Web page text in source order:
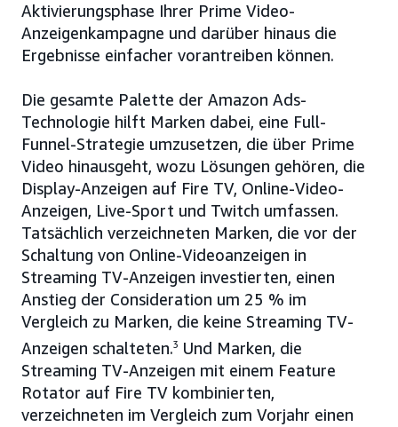
Aktivierungsphase Ihrer Prime Video-
Anzeigenkampagne und darüber hinaus die
Ergebnisse einfacher vorantreiben können.
Die gesamte Palette der Amazon Ads-
Technologie hilft Marken dabei, eine Full-
Funnel-Strategie umzusetzen, die über Prime
Video hinausgeht, wozu Lösungen gehören, die
Display-Anzeigen auf Fire TV, Online-Video-
Anzeigen, Live-Sport und Twitch umfassen.
Tatsächlich verzeichneten Marken, die vor der
Schaltung von Online-Videoanzeigen in
Streaming TV-Anzeigen investierten, einen
Anstieg der Consideration um 25 % im
Vergleich zu Marken, die keine Streaming TV-
Anzeigen schalteten.3 Und Marken, die
Streaming TV-Anzeigen mit einem Feature
Rotator auf Fire TV kombinierten,
verzeichneten im Vergleich zum Vorjahr einen